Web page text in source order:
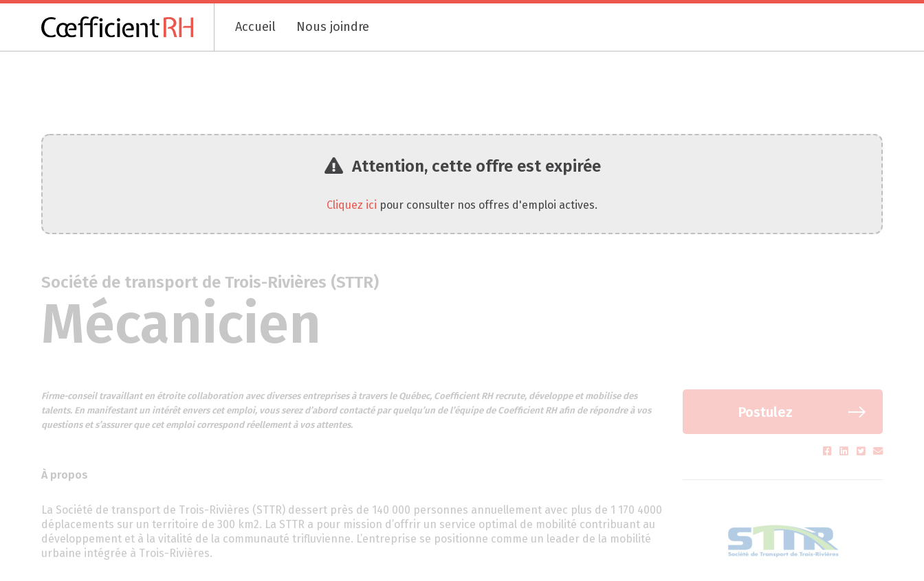
Accueil Nous joindre
Attention, cette offre est expirée
Cliquez ici pour consulter nos offres d'emploi actives.
Société de transport de Trois-Rivières (STTR)
Mécanicien
Firme-conseil travaillant en étroite collaboration avec diverses entreprises à travers le Québec, Coefficient RH recrute, développe et mobilise des
talents. En manifestant un intérêt envers cet emploi, vous serez d’abord contacté par quelqu’un de l’équipe de Coefficient RH afin de répondre à vos
questions et s’assurer que cet emploi correspond réellement à vos attentes.
À propos
La Société de transport de Trois-Rivières (STTR) dessert près de 140 000 personnes annuellement avec plus de 1 170 4000
déplacements sur un territoire de 300 km2. La STTR a pour mission d’offrir un service optimal de mobilité contribuant au
développement et à la vitalité de la communauté trifluvienne. L’entreprise se positionne comme un leader de la mobilité
urbaine intégrée à Trois-Rivières.
Postulez